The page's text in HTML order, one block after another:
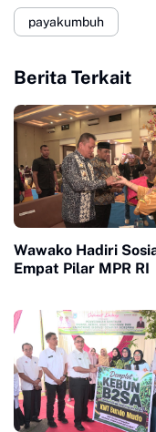
payakumbuh
Berita Terkait
Wawako Hadiri
Empat Pilar MPR RI